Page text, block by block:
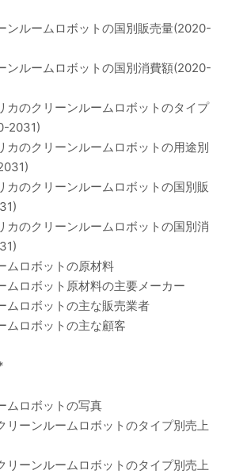
ンルームロボットの国別販売量(2020-
ンルームロボットの国別消費額(2020-
カのクリーンルームロボットのタイプ
2031)
カのクリーンルームロボットの用途別
カのクリーンルームロボットの国別販
カのクリーンルームロボットの国別消
ムロボットの原材料
ムロボット原材料の主要メーカー
ムロボットの主な販売業者
ムロボットの主な顧客
ムロボットの写真
リーンルームロボットのタイプ別売上
リーンルームロボットのタイプ別売上